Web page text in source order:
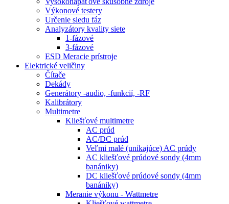
Výkonové testery
Určenie sledu fáz
Analyzátory kvality siete
1-fázové
3-fázové
ESD Meracie prístroje
Elektrické veličiny
Čítače
Dekády
Generátory -audio, -funkcií, -RF
Kalibrátory
Multimetre
Kliešťové multimetre
AC prúd
AC/DC prúd
Veľmi malé (unikajúce) AC prúdy
AC kliešťové prúdové sondy (4mm
banániky)
DC kliešťové prúdové sondy (4mm
banániky)
Meranie výkonu - Wattmetre